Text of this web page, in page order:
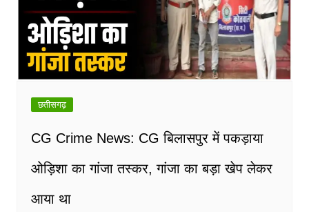
छतीसगढ़
CG Crime News: CG बिलासपुर में पकड़ाया
ओड़िशा का गांजा तस्कर, गांजा का बड़ा खेप लेकर
आया था